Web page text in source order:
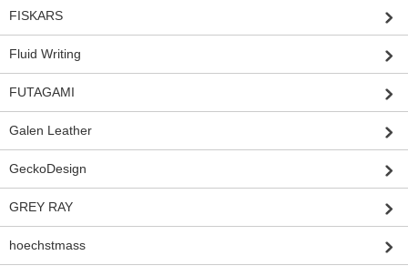
FISKARS
Fluid Writing
FUTAGAMI
Galen Leather
GeckoDesign
GREY RAY
hoechstmass